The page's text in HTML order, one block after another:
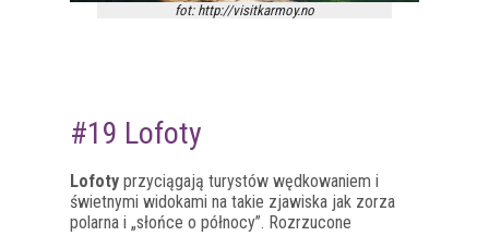
fot: http://visitkarmoy.no
#19 Lofoty
Lofoty przyciągają turystów wędkowaniem i
świetnymi widokami na takie zjawiska jak zorza
polarna i „słońce o północy”. Rozrzucone